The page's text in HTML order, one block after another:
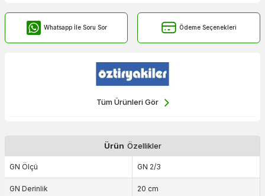
Whatsapp İle Soru Sor Ödeme Seçenekleri
Tüm Ürünleri Gör
Ürün Özellikler
GN Ölçü GN 2/3
GN Derinlik 20 cm